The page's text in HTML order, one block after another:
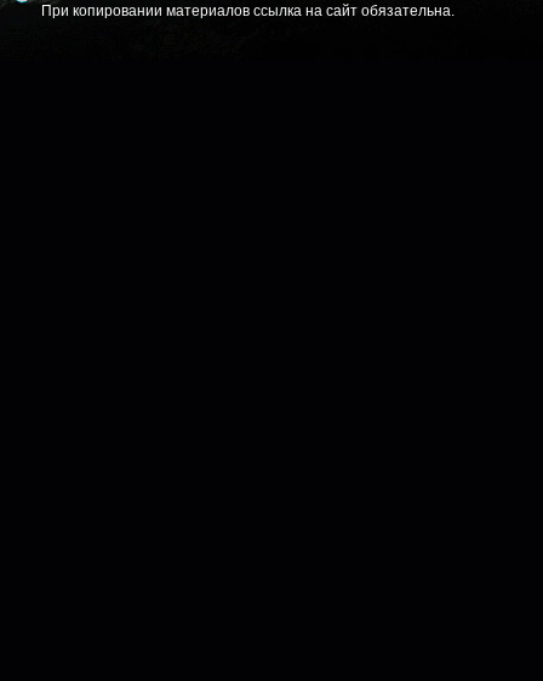
При копировании материалов ссылка на сайт обязательна.